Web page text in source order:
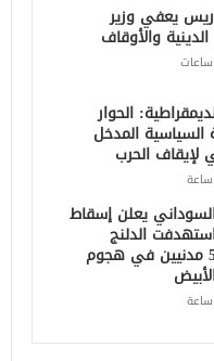
يعفي وزير
والأوقاف
الحوار
السياسية المدخل
لإيقاف الحرب
يعلن إسقاط
الدلنج
ومقتل 5 مدنيين في هجوم